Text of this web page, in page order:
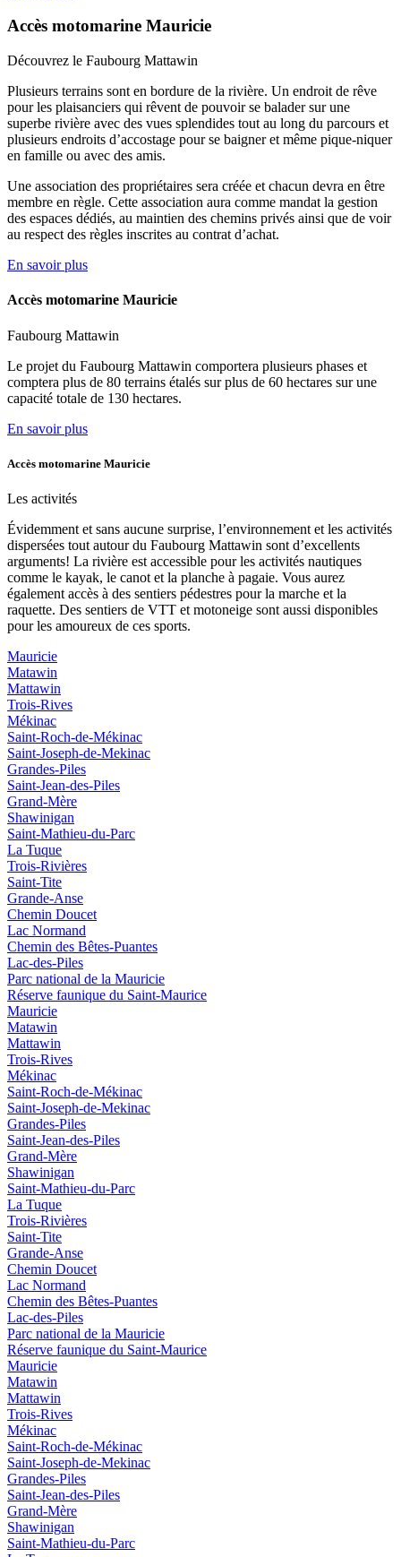
Accès motomarine Mauricie
Découvrez le Faubourg Mattawin
Plusieurs terrains sont en bordure de la rivière. Un endroit de rêve
pour les plaisanciers qui rêvent de pouvoir se balader sur une
superbe rivière avec des vues splendides tout au long du parcours et
plusieurs endroits d’accostage pour se baigner et même pique-niquer
en famille ou avec des amis.
Une association des propriétaires sera créée et chacun devra en être
membre en règle. Cette association aura comme mandat la gestion
des espaces dédiés, au maintien des chemins privés ainsi que de voir
au respect des règles inscrites au contrat d’achat.
En savoir plus
Accès motomarine Mauricie
Faubourg Mattawin
Le projet du Faubourg Mattawin comportera plusieurs phases et
comptera plus de 80 terrains étalés sur plus de 60 hectares sur une
capacité totale de 130 hectares.
En savoir plus
Accès motomarine Mauricie
Les activités
Évidemment et sans aucune surprise, l’environnement et les activités
dispersées tout autour du Faubourg Mattawin sont d’excellents
arguments! La rivière est accessible pour les activités nautiques
comme le kayak, le canot et la planche à pagaie. Vous aurez
également accès à des sentiers pédestres pour la marche et la
raquette. Des sentiers de VTT et motoneige sont aussi disponibles
pour les amoureux de ces sports.
Mauricie
Matawin
Mattawin
Trois-Rives
Mékinac
Saint-Roch-de-Mékinac
Saint-Joseph-de-Mekinac
Grandes-Piles
Saint-Jean-des-Piles
Grand-Mère
Shawinigan
Saint-Mathieu-du-Parc
La Tuque
Trois-Rivières
Saint-Tite
Grande-Anse
Chemin Doucet
Lac Normand
Chemin des Bêtes-Puantes
Lac-des-Piles
Parc national de la Mauricie
Réserve faunique du Saint‑Maurice
Mauricie
Matawin
Mattawin
Trois-Rives
Mékinac
Saint-Roch-de-Mékinac
Saint-Joseph-de-Mekinac
Grandes-Piles
Saint-Jean-des-Piles
Grand-Mère
Shawinigan
Saint-Mathieu-du-Parc
La Tuque
Trois-Rivières
Saint-Tite
Grande-Anse
Chemin Doucet
Lac Normand
Chemin des Bêtes-Puantes
Lac-des-Piles
Parc national de la Mauricie
Réserve faunique du Saint‑Maurice
Mauricie
Matawin
Mattawin
Trois-Rives
Mékinac
Saint-Roch-de-Mékinac
Saint-Joseph-de-Mekinac
Grandes-Piles
Saint-Jean-des-Piles
Grand-Mère
Shawinigan
Saint-Mathieu-du-Parc